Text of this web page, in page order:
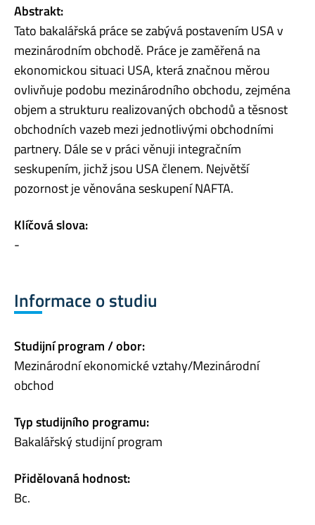
Abstrakt:
Tato bakalářská práce se zabývá postavením USA v
mezinárodním obchodě. Práce je zaměřená na
ekonomickou situaci USA, která značnou měrou
ovlivňuje podobu mezinárodního obchodu, zejména
objem a strukturu realizovaných obchodů a těsnost
obchodních vazeb mezi jednotlivými obchodními
partnery. Dále se v práci věnuji integračním
seskupením, jichž jsou USA členem. Největší
pozornost je věnována seskupení NAFTA.
Klíčová slova:
-
Informace o studiu
Studijní program / obor:
Mezinárodní ekonomické vztahy/Mezinárodní
obchod
Typ studijního programu:
Bakalářský studijní program
Přidělovaná hodnost:
Bc.